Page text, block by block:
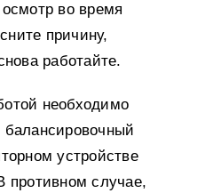
во время
причину,
работайте.
необходимо
устройстве
противном случае,